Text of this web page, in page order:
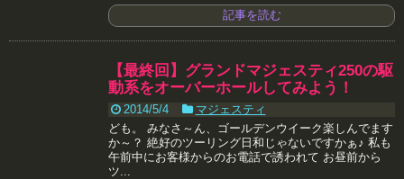
記事を読む
【最終回】グランドマジェスティ250の駆
動系をオーバーホールしてみよう！
2014/5/4
マジェスティ
ども。 みなさ～ん、ゴールデンウイーク楽しんでます
か～？ 絶好のツーリング日和じゃないですかぁ♪ 私も
午前中にお客様からのお電話で誘われて お昼前から
ツ...